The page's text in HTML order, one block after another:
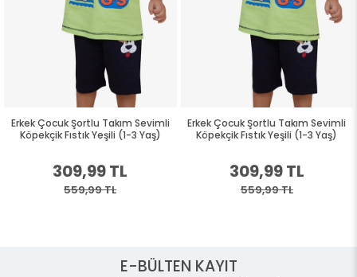
Erkek Çocuk Şortlu Takım Sevimli
Köpekçik Fıstık Yeşili (1-3 Yaş)
309,99 TL
559,99 TL
Erkek Çocuk Şortlu Takım Sevimli
Köpekçik Fıstık Yeşili (1-3 Yaş)
309,99 TL
559,99 TL
E-BÜLTEN KAYIT